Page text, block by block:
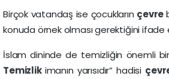
Birçok vatandaş ise çocukların çevre
konuda örnek olması gerektiğini ifade
İslam dininde de temizliğin önemli
Temizlik imanın yarısıdır” hadisi